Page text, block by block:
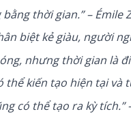
thời gian.” – Émile
biệt kẻ giàu, người
nhưng thời gian là
kiến tạo hiện tại và
có thể tạo ra kỳ